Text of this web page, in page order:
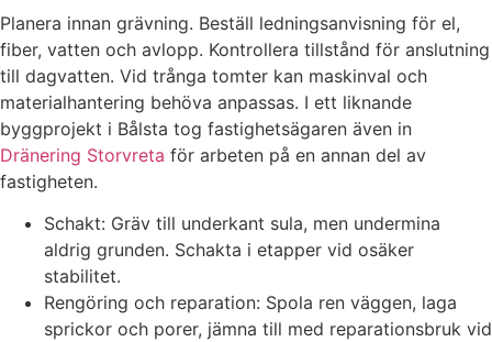
Planera innan grävning. Beställ ledningsanvisning för el,
fiber, vatten och avlopp. Kontrollera tillstånd för anslutning
till dagvatten. Vid trånga tomter kan maskinval och
materialhantering behöva anpassas. I ett liknande
byggprojekt i Bålsta tog fastighetsägaren även in
Dränering Storvreta för arbeten på en annan del av
fastigheten.
Schakt: Gräv till underkant sula, men undermina
aldrig grunden. Schakta i etapper vid osäker
stabilitet.
Rengöring och reparation: Spola ren väggen, laga
sprickor och porer, jämna till med reparationsbruk vid